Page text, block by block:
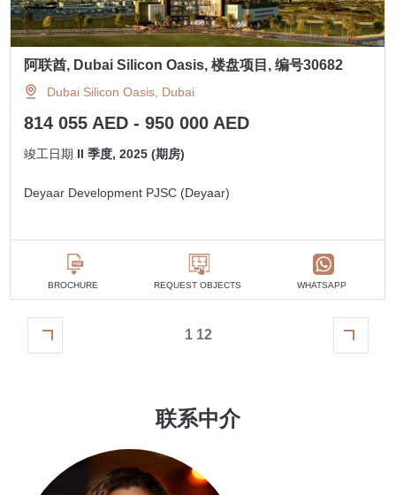
阿联酋, Dubai Silicon Oasis, 楼盘项目, 编号30682
Dubai Silicon Oasis, Dubai
814 055 AED - 950 000 AED
竣工日期 II 季度, 2025 (期房)
Deyaar Development PJSC (Deyaar)
BROCHURE REQUEST OBJECTS WHATSAPP
1 12
联系中介